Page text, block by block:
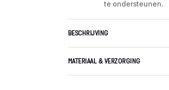
te ondersteunen.
BESCHRIJVING
MATERIAAL & VERZORGING